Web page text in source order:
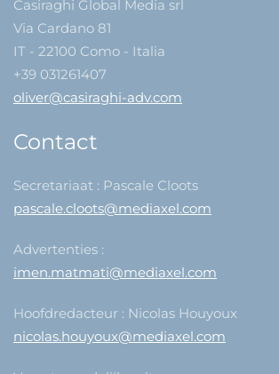
Casiraghi Global Media srl
Via Cardano 81
IT - 22100 Como - Italia
+39 031261407
oliver@casiraghi-adv.com
Contact
Secretariaat : Pascale Cloots
pascale.cloots@mediaxel.com
Advertenties :
imen.matmati@mediaxel.com
Hoofdredacteur : Nicolas Houyoux
nicolas.houyoux@mediaxel.com